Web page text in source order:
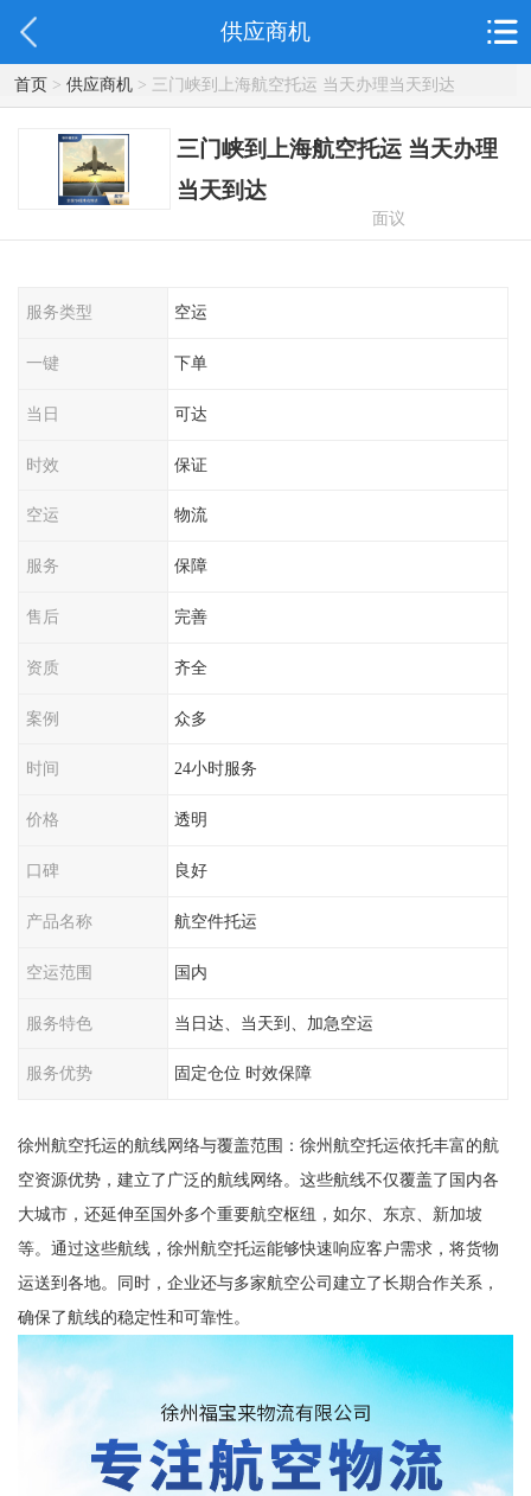
供应商机
首页> 供应商机> 三门峡到上海航空托运 当天办理当天到达
三门峡到上海航空托运 当天办理
当天到达
面议
服务类型 空运
一键 下单
当日 可达
时效 保证
空运 物流
服务 保障
售后 完善
资质 齐全
案例 众多
时间 24小时服务
价格 透明
口碑 良好
产品名称 航空件托运
空运范围 国内
服务特色 当日达、当天到、加急空运
服务优势 固定仓位 时效保障
徐州航空托运的航线网络与覆盖范围：徐州航空托运依托丰富的航
空资源优势，建立了广泛的航线网络。这些航线不仅覆盖了国内各
大城市，还延伸至国外多个重要航空枢纽，如尔、东京、新加坡
等。通过这些航线，徐州航空托运能够快速响应客户需求，将货物
运送到各地。同时，企业还与多家航空公司建立了长期合作关系，
确保了航线的稳定性和可靠性。